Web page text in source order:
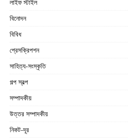
লাইফ স্টাইল
বিনোদন
বিবিধ
প্রেসক্রিপশন
সাহিত্য-সংস্কৃতি
গল্প স্বল্প
সম্পাদকীয়
উত্তর সম্পাদকীয়
নিকট-দূর